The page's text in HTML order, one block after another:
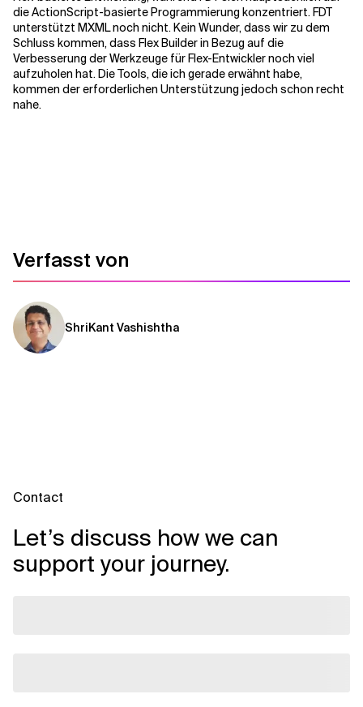
die ActionScript-basierte Programmierung konzentriert. FDT
unterstützt MXML noch nicht. Kein Wunder, dass wir zu dem
Schluss kommen, dass Flex Builder in Bezug auf die
Verbesserung der Werkzeuge für Flex-Entwickler noch viel
aufzuholen hat. Die Tools, die ich gerade erwähnt habe,
kommen der erforderlichen Unterstützung jedoch schon recht
nahe.
Verfasst von
ShriKant Vashishtha
Contact
Let’s discuss how we can
support your journey.